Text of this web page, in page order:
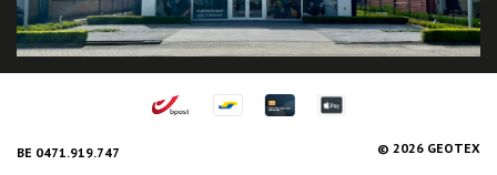
BE 0471.919.747 © 2026 GEOTEX